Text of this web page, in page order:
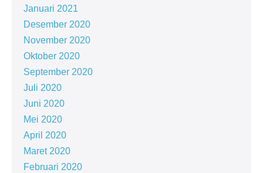
Januari 2021
Desember 2020
November 2020
Oktober 2020
September 2020
Juli 2020
Juni 2020
Mei 2020
April 2020
Maret 2020
Februari 2020